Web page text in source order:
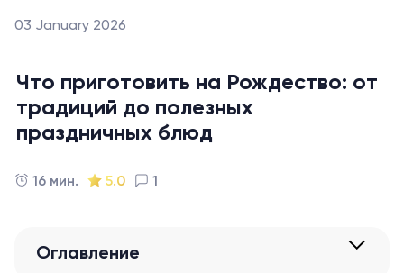
03 January 2026
Что приготовить на Рождество: от
традиций до полезных
праздничных блюд
16 мин. 5.0 1
Оглавление